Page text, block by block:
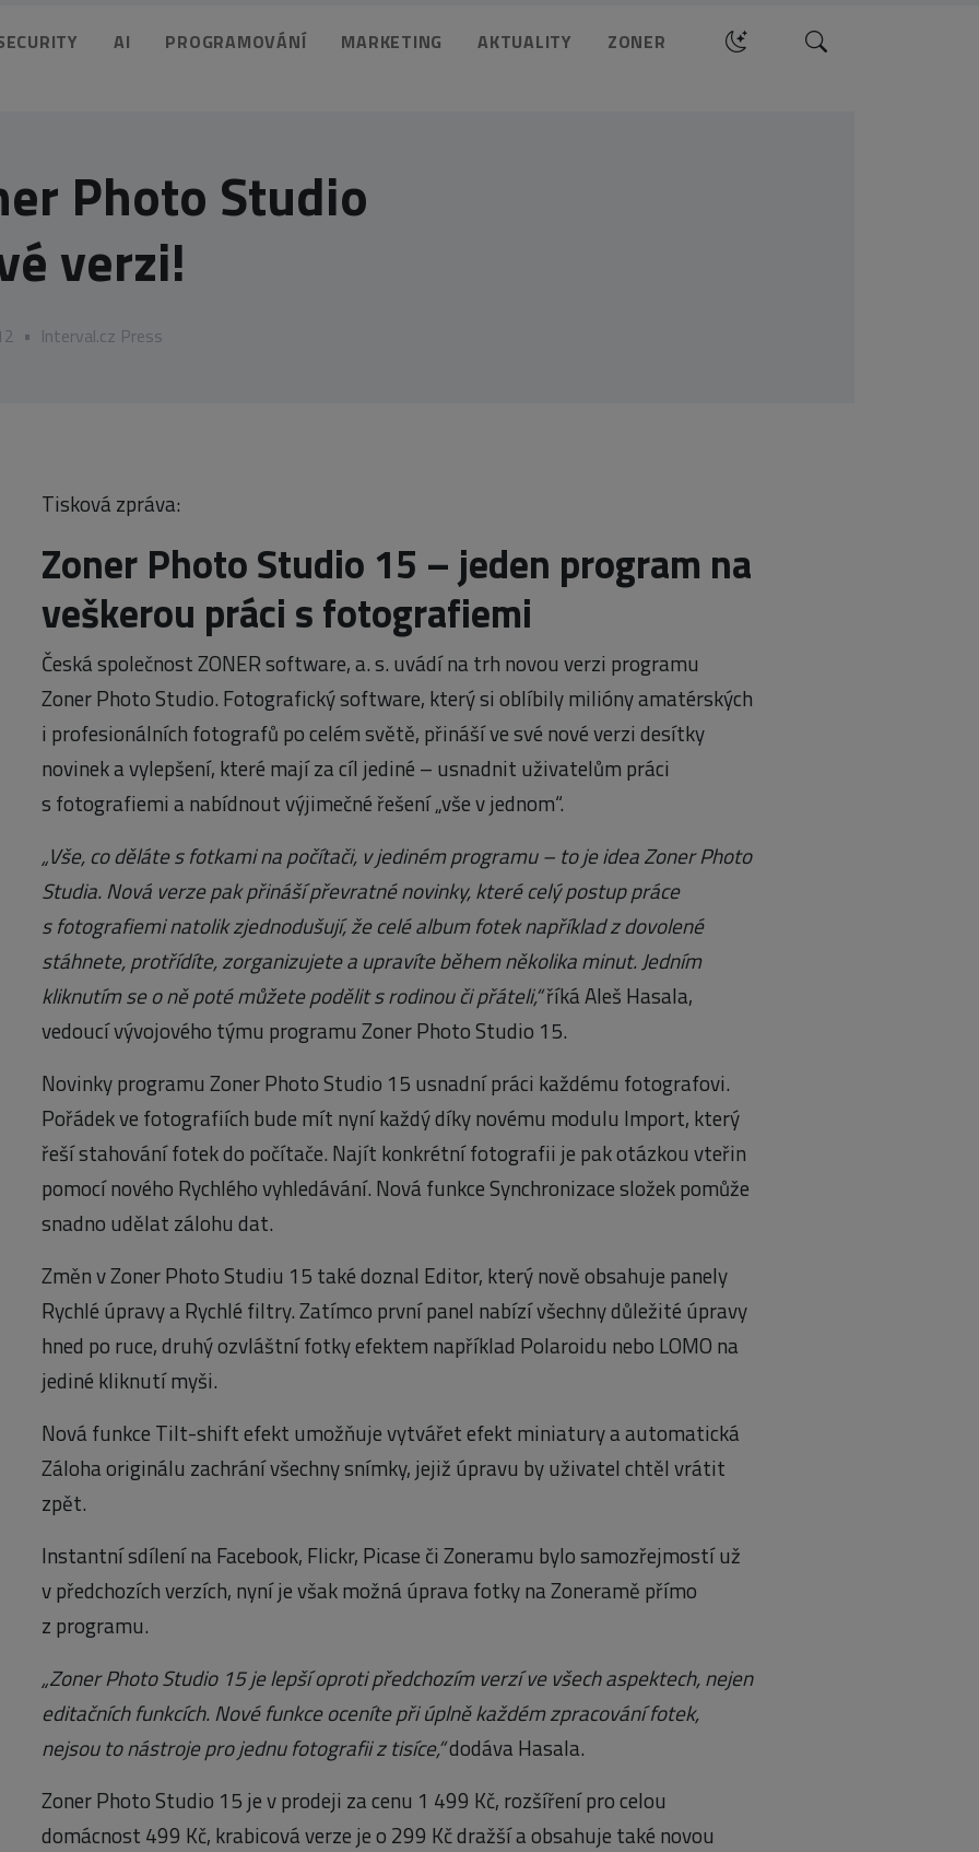
AI PROGRAMOVÁNÍ MARKETING AKTUALITY ZONER Hledat
Photo Studio
verzi!
• Interval.cz Press
Tisková zpráva:
Zoner Photo Studio 15 – jeden program na
veškerou práci s fotografiemi
Česká společnost ZONER software, a. s. uvádí na trh novou verzi programu
Zoner Photo Studio. Fotografický software, který si oblíbily milióny amatérských
i profesionálních fotografů po celém světě, přináší ve své nové verzi desítky
novinek a vylepšení, které mají za cíl jediné – usnadnit uživatelům práci
s fotografiemi a nabídnout výjimečné řešení „vše v jednom“.
„Vše, co děláte s fotkami na počítači, v jediném programu – to je idea Zoner Photo
Studia. Nová verze pak přináší převratné novinky, které celý postup práce
s fotografiemi natolik zjednodušují, že celé album fotek například z dovolené
stáhnete, protřídíte, zorganizujete a upravíte během několika minut. Jedním
kliknutím se o ně poté můžete podělit s rodinou či přáteli,“říká Aleš Hasala,
vedoucí vývojového týmu programu Zoner Photo Studio 15.
Novinky programu Zoner Photo Studio 15 usnadní práci každému fotografovi.
Pořádek ve fotografiích bude mít nyní každý díky novému modulu Import, který
řeší stahování fotek do počítače. Najít konkrétní fotografii je pak otázkou vteřin
pomocí nového Rychlého vyhledávání. Nová funkce Synchronizace složek pomůže
snadno udělat zálohu dat.
Změn v Zoner Photo Studiu 15 také doznal Editor, který nově obsahuje panely
Rychlé úpravy a Rychlé filtry. Zatímco první panel nabízí všechny důležité úpravy
hned po ruce, druhý ozvláštní fotky efektem například Polaroidu nebo LOMO na
jediné kliknutí myši.
Nová funkce Tilt-shift efekt umožňuje vytvářet efekt miniatury a automatická
Záloha originálu zachrání všechny snímky, jejiž úpravu by uživatel chtěl vrátit
zpět.
Instantní sdílení na Facebook, Flickr, Picase či Zoneramu bylo samozřejmostí už
v předchozích verzích, nyní je však možná úprava fotky na Zoneramě přímo
z programu.
„Zoner Photo Studio 15 je lepší oproti předchozím verzí ve všech aspektech, nejen
editačních funkcích. Nové funkce oceníte při úplně každém zpracování fotek,
nejsou to nástroje pro jednu fotografii z tisíce,“dodáva Hasala.
Zoner Photo Studio 15 je v prodeji za cenu 1 499 Kč, rozšíření pro celou
domácnost 499 Kč, krabicová verze je o 299 Kč dražší a obsahuje také novou